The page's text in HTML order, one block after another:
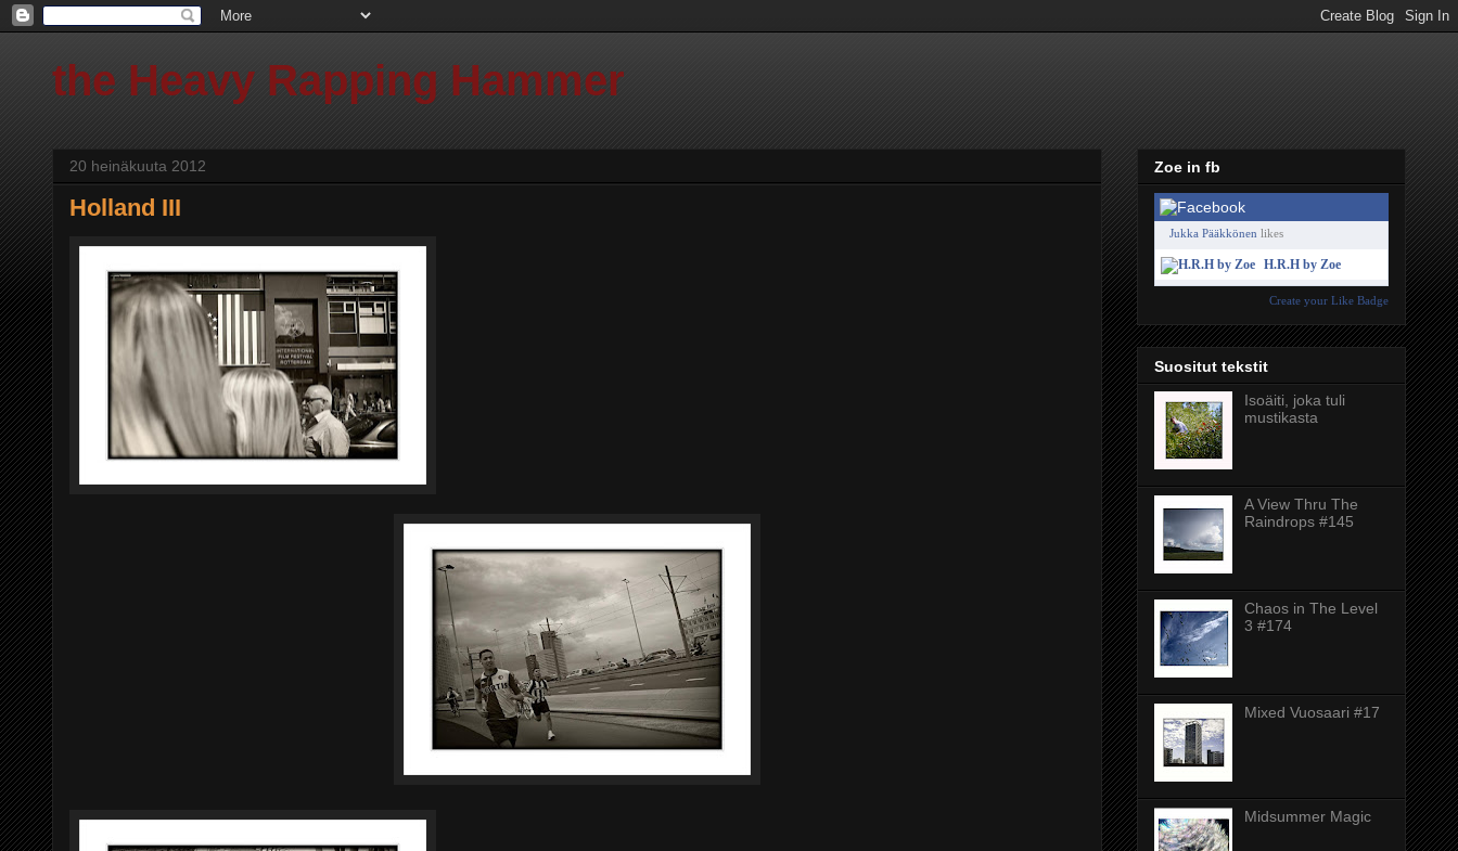
the Heavy Rapping Hammer
20 heinäkuuta 2012
Holland III
Zoe in fb
Jukka Pääkkönen likes
H.R.H by Zoe
Create your Like Badge
Suositut tekstit
Isoäiti, joka tuli
mustikasta
A View Thru The
Raindrops #145
Chaos in The Level
3 #174
Mixed Vuosaari #17
Midsummer Magic